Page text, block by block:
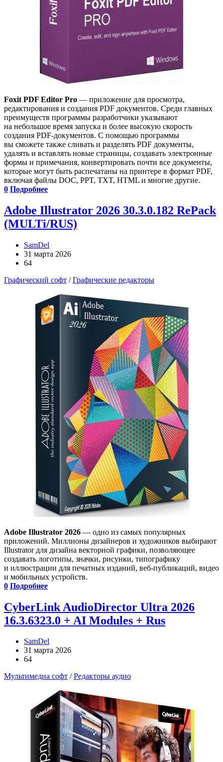
Foxit PDF Editor Pro — приложение для просмотра,
редактирования и создания PDF документов. Среди главных
преимуществ программы разработчики указывают
на небольшое время запуска и более высокую скорость
создания PDF-документов. С помощью программы
вы сможете также сливать и разделять PDF документы,
удалять и вставлять новые страницы, создавать электронные
формы и примечания, конвертировать почти все документы,
которые могут быть распечатаны на принтере в формат PDF,
включая файлы DOC, PPT, TXT, HTML и многие другие.
0 Подробнее
Adobe Illustrator 2026 30.3.0.182 RePack
(MULTi/RUS)
SamDel
31 марта 2026
64
Графический софт /Графические редакторы
Adobe Illustrator 2026 — одно из самых популярных
приложений. Миллионы дизайнеров и художников выбирают
Illustrator для дизайна векторной графики, позволяющее
создавать логотипы, значки, рисунки, типографику
и иллюстрации для печатных изданий, веб-публикаций, видео
и мобильных устройств.
0 Подробнее
CyberLink AudioDirector Ultra 2026
16.3.6323.0 + AI Modules + Rus
SamDel
31 марта 2026
64
Мультимедиа софт /Редакторы аудио